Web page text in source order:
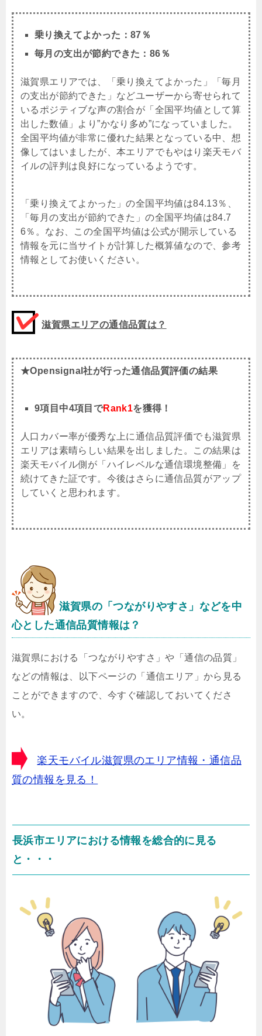
乗り換えてよかった：87％
毎月の支出が節約できた：86％
滋賀県エリアでは、「乗り換えてよかった」「毎月
の支出が節約できた」などユーザーから寄せられて
いるポジティブな声の割合が「全国平均値として算
出した数値」より”かなり多め”になっていました。
全国平均値が非常に優れた結果となっている中、想
像してはいましたが、本エリアでもやはり楽天モバ
イルの評判は良好になっているようです。
「乗り換えてよかった」の全国平均値は84.13％、
「毎月の支出が節約できた」の全国平均値は84.7
6％。なお、この全国平均値は公式が開示している
情報を元に当サイトが計算した概算値なので、参考
情報としてお使いください。
滋賀県エリアの通信品質は？
★Opensignal社が行った通信品質評価の結果
9項目中4項目でRank1を獲得！
人口カバー率が優秀な上に通信品質評価でも滋賀県
エリアは素晴らしい結果を出しました。この結果は
楽天モバイル側が「ハイレベルな通信環境整備」を
続けてきた証です。今後はさらに通信品質がアップ
していくと思われます。
滋賀県の「つながりやすさ」などを中
心とした通信品質情報は？
滋賀県における「つながりやすさ」や「通信の品質」
などの情報は、以下ページの「通信エリア」から見る
ことができますので、今すぐ確認しておいてくださ
い。
楽天モバイル滋賀県のエリア情報・通信品
質の情報を見る！
長浜市エリアにおける情報を総合的に見る
と・・・